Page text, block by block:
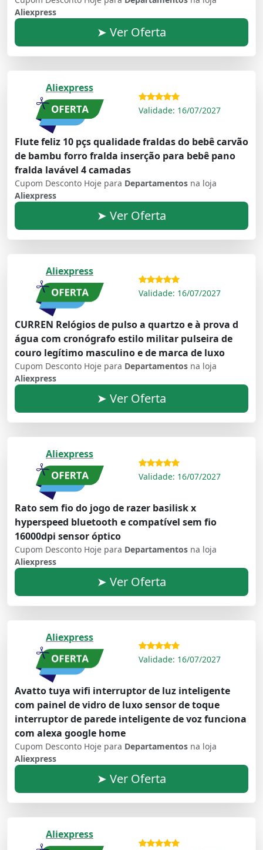
Aliexpress
➤ Ver Oferta
Aliexpress
Validade: 16/07/2027
Flute feliz 10 pçs qualidade fraldas do bebê carvão
de bambu forro fralda inserção para bebê pano
fralda lavável 4 camadas
Cupom Desconto Hoje para Departamentos na loja
Aliexpress
➤ Ver Oferta
Aliexpress
Validade: 16/07/2027
CURREN Relógios de pulso a quartzo e à prova d
água com cronógrafo estilo militar pulseira de
couro legítimo masculino e de marca de luxo
Cupom Desconto Hoje para Departamentos na loja
Aliexpress
➤ Ver Oferta
Aliexpress
Validade: 16/07/2027
Rato sem fio do jogo de razer basilisk x
hyperspeed bluetooth e compatível sem fio
16000dpi sensor óptico
Cupom Desconto Hoje para Departamentos na loja
Aliexpress
➤ Ver Oferta
Aliexpress
Validade: 16/07/2027
Avatto tuya wifi interruptor de luz inteligente
com painel de vidro de luxo sensor de toque
interruptor de parede inteligente de voz funciona
com alexa google home
Cupom Desconto Hoje para Departamentos na loja
Aliexpress
➤ Ver Oferta
Aliexpress